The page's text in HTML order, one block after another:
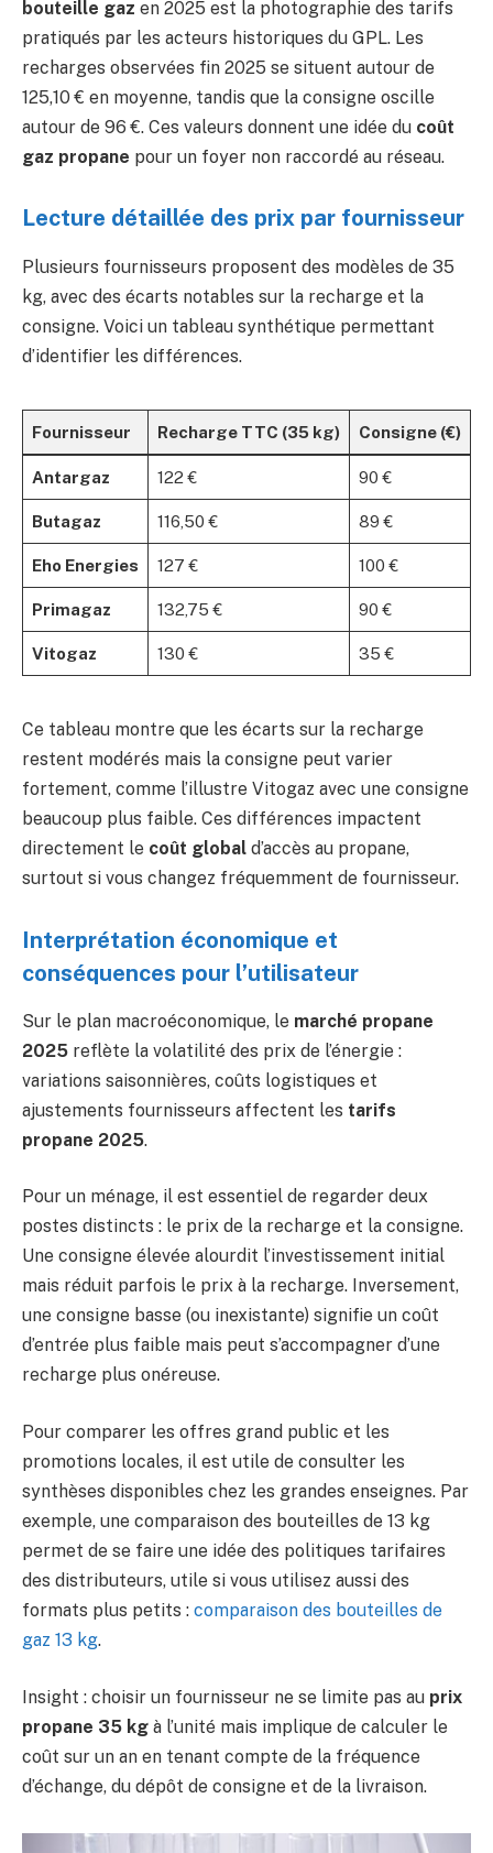
bouteille gaz en 2025 est la photographie des tarifs
pratiqués par les acteurs historiques du GPL. Les
recharges observées fin 2025 se situent autour de
125,10 € en moyenne, tandis que la consigne oscille
autour de 96 €. Ces valeurs donnent une idée du coût
gaz propane pour un foyer non raccordé au réseau.
Lecture détaillée des prix par fournisseur
Plusieurs fournisseurs proposent des modèles de 35
kg, avec des écarts notables sur la recharge et la
consigne. Voici un tableau synthétique permettant
d’identifier les différences.
Fournisseur Recharge TTC (35 kg) Consigne (€)
Antargaz 122 € 90 €
Butagaz 116,50 € 89 €
Eho Energies 127 € 100 €
Primagaz 132,75 € 90 €
Vitogaz 130 € 35 €
Ce tableau montre que les écarts sur la recharge
restent modérés mais la consigne peut varier
fortement, comme l’illustre Vitogaz avec une consigne
beaucoup plus faible. Ces différences impactent
directement le coût global d’accès au propane,
surtout si vous changez fréquemment de fournisseur.
Interprétation économique et
conséquences pour l’utilisateur
Sur le plan macroéconomique, le marché propane
2025 reflète la volatilité des prix de l’énergie :
variations saisonnières, coûts logistiques et
ajustements fournisseurs affectent les tarifs
propane 2025.
Pour un ménage, il est essentiel de regarder deux
postes distincts : le prix de la recharge et la consigne.
Une consigne élevée alourdit l’investissement initial
mais réduit parfois le prix à la recharge. Inversement,
une consigne basse (ou inexistante) signifie un coût
d’entrée plus faible mais peut s’accompagner d’une
recharge plus onéreuse.
Pour comparer les offres grand public et les
promotions locales, il est utile de consulter les
synthèses disponibles chez les grandes enseignes. Par
exemple, une comparaison des bouteilles de 13 kg
permet de se faire une idée des politiques tarifaires
des distributeurs, utile si vous utilisez aussi des
formats plus petits : comparaison des bouteilles de
gaz 13 kg.
Insight : choisir un fournisseur ne se limite pas au prix
propane 35 kg à l’unité mais implique de calculer le
coût sur un an en tenant compte de la fréquence
d’échange, du dépôt de consigne et de la livraison.